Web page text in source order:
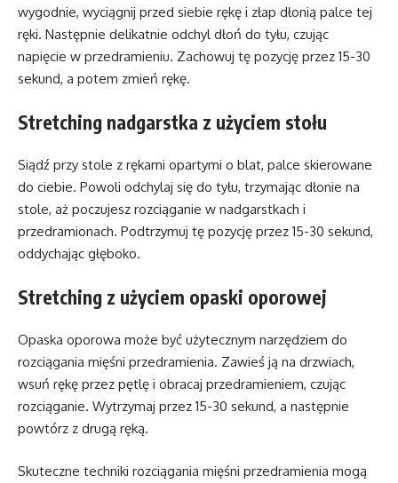
wygodnie, wyciągnij przed siebie rękę i złap dłonią palce tej
ręki. Następnie delikatnie odchyl dłoń do tyłu, czując
napięcie w przedramieniu. Zachowuj tę pozycję przez 15-30
sekund, a potem zmień rękę.
Stretching nadgarstka z użyciem stołu
Siądź przy stole z rękami opartymi o blat, palce skierowane
do ciebie. Powoli odchylaj się do tyłu, trzymając dłonie na
stole, aż poczujesz rozciąganie w nadgarstkach i
przedramionach. Podtrzymuj tę pozycję przez 15-30 sekund,
oddychając głęboko.
Stretching z użyciem opaski oporowej
Opaska oporowa może być użytecznym narzędziem do
rozciągania mięśni przedramienia. Zawieś ją na drzwiach,
wsuń rękę przez pętlę i obracaj przedramieniem, czując
rozciąganie. Wytrzymaj przez 15-30 sekund, a następnie
powtórz z drugą ręką.
Skuteczne techniki rozciągania mięśni przedramienia mogą